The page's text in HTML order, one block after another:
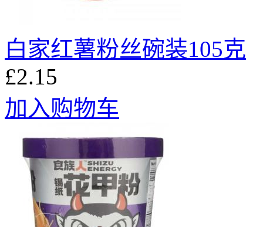
白家红薯粉丝碗装105克
£2.15
加入购物车